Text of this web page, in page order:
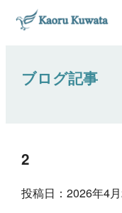
ブログ記事
2
投稿日：2026年4